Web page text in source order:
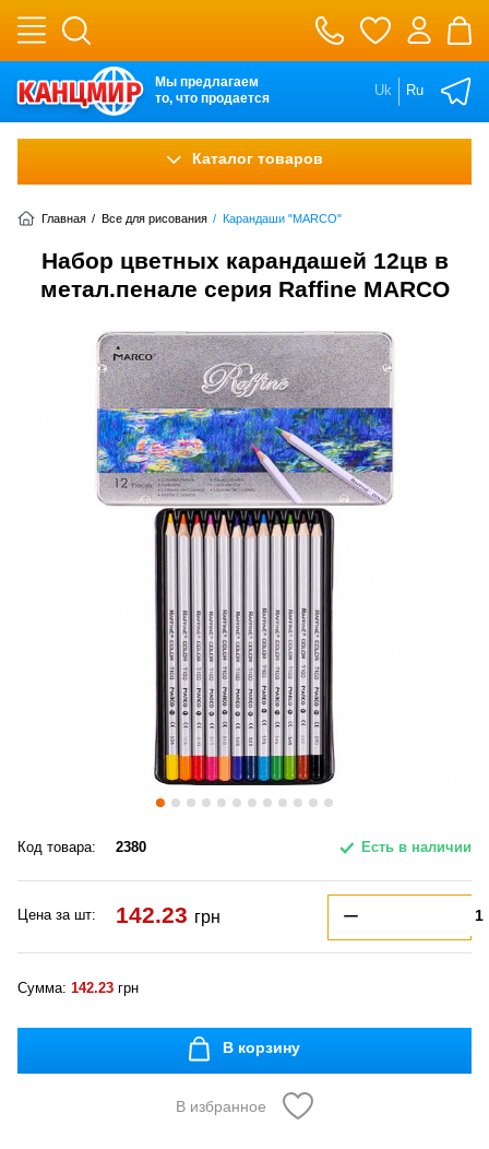
Мы предлагаем
то, что продается
Uk Ru
Каталог товаров
Главная / Все для рисования / Карандаши "MARCO"
Набор цветных карандашей 12цв в
метал.пенале серия Raffine MARCO
Код товара: 2380 Есть в наличии
Цена за шт: 142.23 грн
Сумма: 142.23 грн
В корзину
В избранное